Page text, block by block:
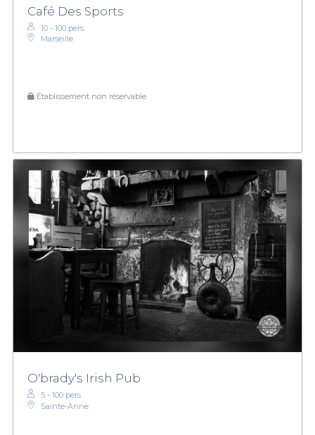
Café Des Sports
10 - 100 pers.
Marseille
Établissement non réservable
O'brady's Irish Pub
5 - 100 pers.
Sainte-Anne